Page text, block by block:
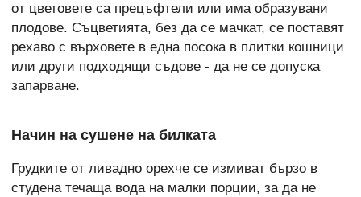
от цветовете са прецъфтели или има образувани
плодове. Съцветията, без да се мачкат, се поставят
рехаво с върховете в една посока в плитки кошници
или други подходящи съдове - да не се допуска
запарване.
Начин на сушене на билката
Грудките от ливадно орехче се измиват бързо в
студена течаща вода на малки порции, за да не